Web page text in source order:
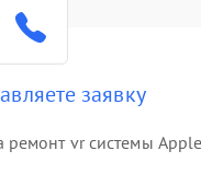
заявку
ремонт vr системы Apple